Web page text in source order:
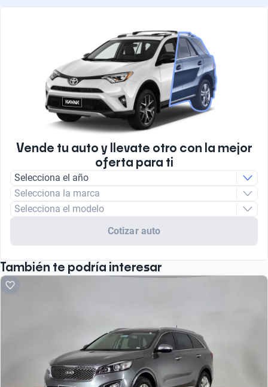
Vende tu auto y llevate otro con la mejor
oferta para ti
Selecciona el año
Selecciona la marca
Selecciona el modelo
Cotizar auto
También te podría interesar